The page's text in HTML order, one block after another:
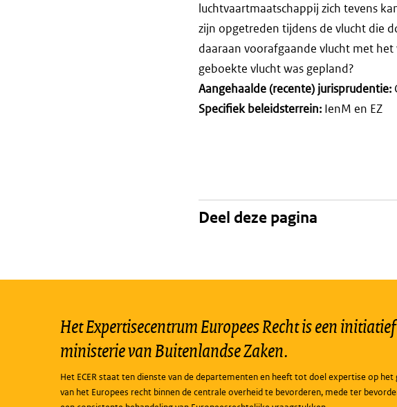
luchtvaartmaatschappij zich tevens
zijn opgetreden tijdens de vlucht die
daaraan voorafgaande vlucht met
geboekte vlucht was gepland?
Aangehaalde (recente) jurisprudentie:
Specifiek beleidsterrein: IenM en EZ
Deel deze pagina
Het Expertisecentrum Europees Recht is een
ministerie van Buitenlandse Zaken.
Het ECER staat ten dienste van de departementen en heeft tot doel expertise op het
van het Europees recht binnen de centrale overheid te bevorderen, mede ter